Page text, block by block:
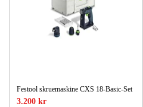
Festool skruemaskine CXS 18-Basic-Set
3.200 kr